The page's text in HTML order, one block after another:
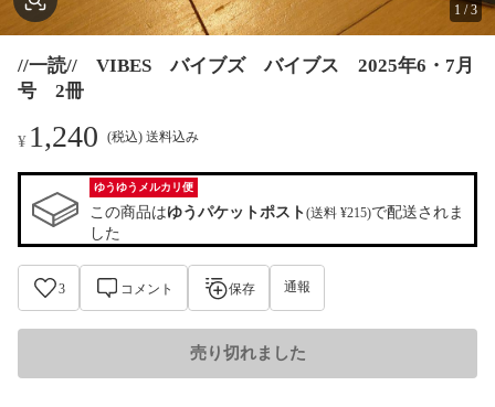
1 /3
//一読// VIBES バイブズ バイブス 2025年6・7月
号 2冊
¥ 1,240 (税込) 送料込み
ゆうゆうメルカリ便
この商品はゆうパケットポスト(送料 ¥215)で配送されま
した
3 コメント 保存 通報
売り切れました